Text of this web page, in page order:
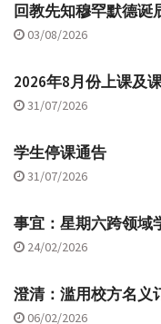
回教先知穆罕默德诞
03/08/2026
2026年8月份上课及
31/07/2026
学生停课通告
31/07/2026
事宜：星期六跨领域
24/02/2026
澄清：滥用校方名义
06/02/2026